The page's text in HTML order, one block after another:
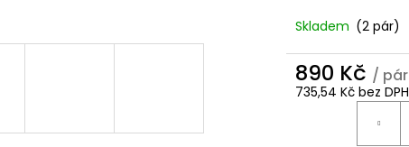
Skladem (2 pár)
890 Kč / pár
735,54 Kč bez DPH